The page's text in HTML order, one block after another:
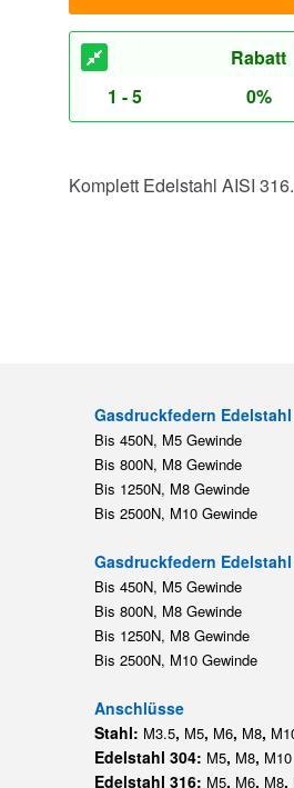
Rabatt
1 - 5
0%
Komplett Edelstahl AISI 316.
Gasdruckfedern Edelstahl
Bis 450N, M5 Gewinde
Bis 800N, M8 Gewinde
Bis 1250N, M8 Gewinde
Bis 2500N, M10 Gewinde
Gasdruckfedern Edelstahl
Bis 450N, M5 Gewinde
Bis 800N, M8 Gewinde
Bis 1250N, M8 Gewinde
Bis 2500N, M10 Gewinde
Anschlüsse
Stahl: M3.5, M5, M6, M8,
Edelstahl 304: M5, M8, M10
Edelstahl 316: M5, M6, M8,